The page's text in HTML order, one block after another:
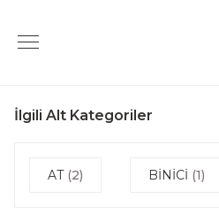
İlgili Alt Kategoriler
AT (2) BİNİCİ (1)